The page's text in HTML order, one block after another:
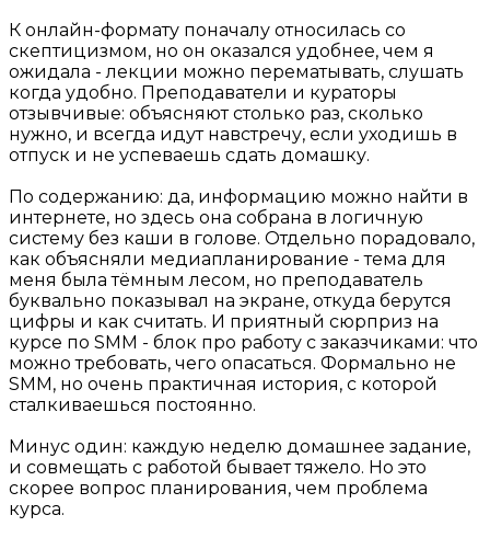
К онлайн-формату поначалу относилась со
скептицизмом, но он оказался удобнее, чем я
ожидала - лекции можно перематывать, слушать
когда удобно. Преподаватели и кураторы
отзывчивые: объясняют столько раз, сколько
нужно, и всегда идут навстречу, если уходишь в
отпуск и не успеваешь сдать домашку.
По содержанию: да, информацию можно найти в
интернете, но здесь она собрана в логичную
систему без каши в голове. Отдельно порадовало,
как объясняли медиапланирование - тема для
меня была тёмным лесом, но преподаватель
буквально показывал на экране, откуда берутся
цифры и как считать. И приятный сюрприз на
курсе по SMM - блок про работу с заказчиками: что
можно требовать, чего опасаться. Формально не
SMM, но очень практичная история, с которой
сталкиваешься постоянно.
Минус один: каждую неделю домашнее задание,
и совмещать с работой бывает тяжело. Но это
скорее вопрос планирования, чем проблема
курса.